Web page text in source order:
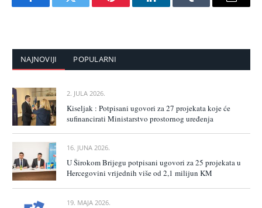
FacebookTwitter Pinterest LinkedInTumblr Email
NAJNOVIJI POPULARNI
2. JULA 2026.
Kiseljak : Potpisani ugovori za 27 projekata koje će
sufinancirati Ministarstvo prostornog uređenja
16. JUNA 2026.
U Širokom Brijegu potpisani ugovori za 25 projekata u
Hercegovini vrijednih više od 2,1 milijun KM
19. MAJA 2026.